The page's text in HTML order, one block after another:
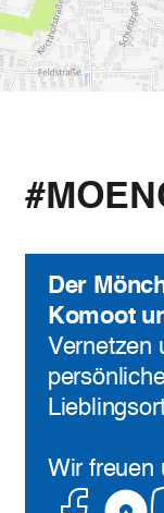
Der
Komoot
Vernetzen
Wir freuen
Facebook